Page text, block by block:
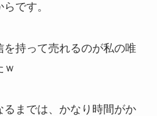
です。
持って売れるのが私の唯
ｗ
るまでは、かなり時間がか